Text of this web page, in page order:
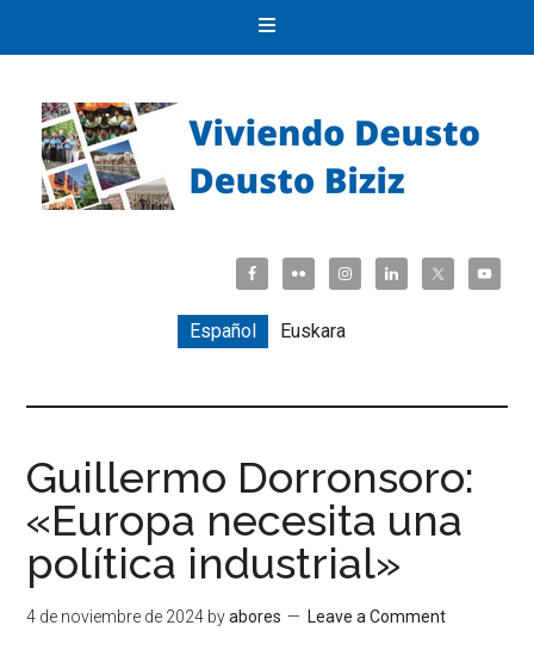
Español Euskara
Guillermo Dorronsoro:
«Europa necesita una
política industrial»
4 de noviembre de 2024 byabores Leave a Comment